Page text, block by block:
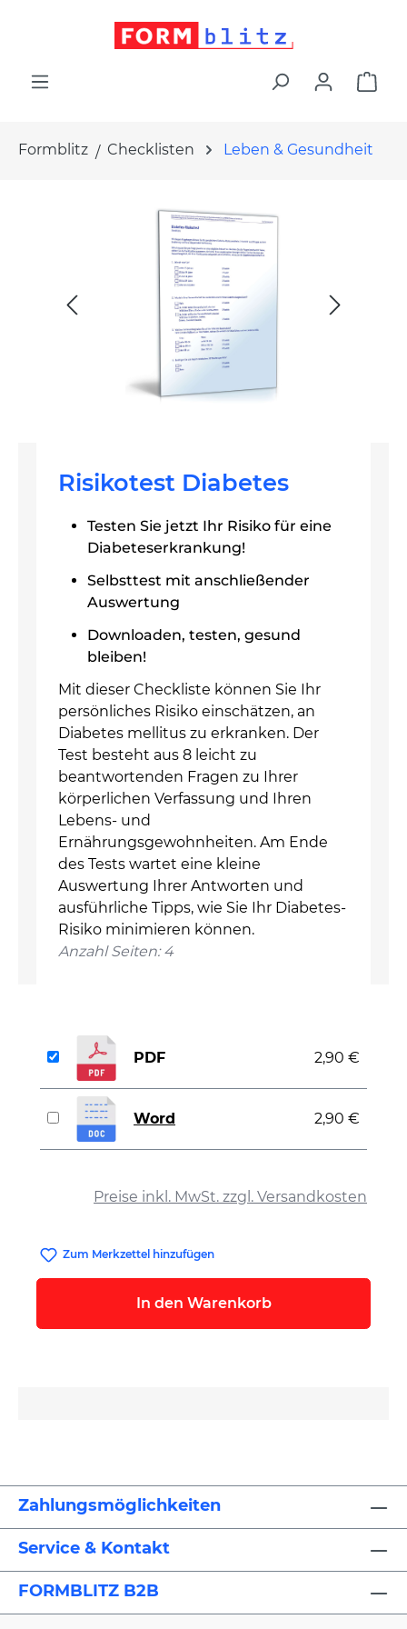
Formblitz Checklisten Leben & Gesundheit
Risikotest Diabetes
Testen Sie jetzt Ihr Risiko für eine
Diabeteserkrankung!
Selbsttest mit anschließender
Auswertung
Downloaden, testen, gesund
bleiben!
Mit dieser Checkliste können Sie Ihr
persönliches Risiko einschätzen, an
Diabetes mellitus zu erkranken. Der
Test besteht aus 8 leicht zu
beantwortenden Fragen zu Ihrer
körperlichen Verfassung und Ihren
Lebens- und
Ernährungsgewohnheiten. Am Ende
des Tests wartet eine kleine
Auswertung Ihrer Antworten und
ausführliche Tipps, wie Sie Ihr Diabetes-
Risiko minimieren können.
Anzahl Seiten: 4
Preise inkl. MwSt. zzgl. Versandkosten
PDF 2,90 €
Word 2,90 €
Zum Merkzettel hinzufügen
In den Warenkorb
Zahlungsmöglichkeiten
Service & Kontakt
FORMBLITZ B2B